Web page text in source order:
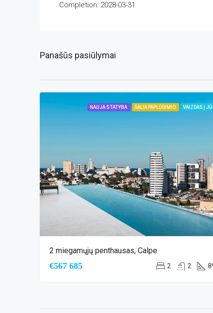
Completion: 2028-03-31
Panašūs pasiūlymai
NAUJA STATYBA ŠALIA PAPLŪDIMIO VAIZDAS Į
2 miegamųjų penthausas, Calpe
€567 685 2 2